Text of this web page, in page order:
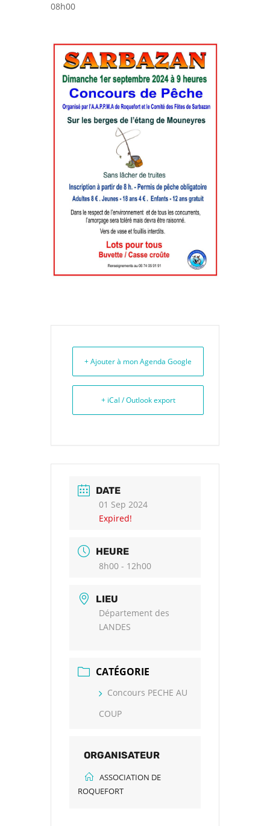
08h00
+ Ajouter à mon Agenda Google
+ iCal / Outlook export
DATE
01 Sep 2024
Expired!
HEURE
8h00 - 12h00
LIEU
Département des
LANDES
CATÉGORIE
Concours PECHE AU
COUP
ORGANISATEUR
ASSOCIATION DE
ROQUEFORT